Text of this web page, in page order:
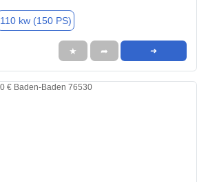
110 kw (150 PS)
★ ➦ ➜